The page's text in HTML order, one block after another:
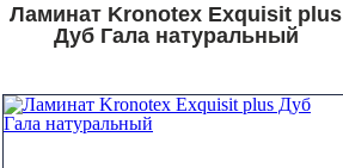
Ламинат Kronotex Exquisit plus
Дуб Гала натуральный